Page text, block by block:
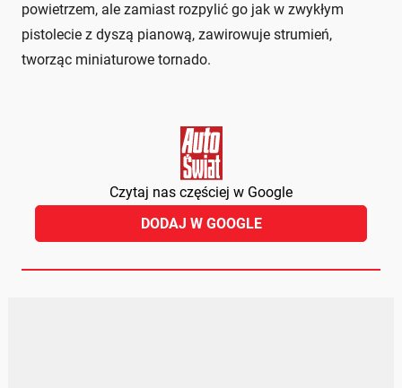
powietrzem, ale zamiast rozpylić go jak w zwykłym
pistolecie z dyszą pianową, zawirowuje strumień,
tworząc miniaturowe tornado.
Czytaj nas częściej w Google
DODAJ W GOOGLE